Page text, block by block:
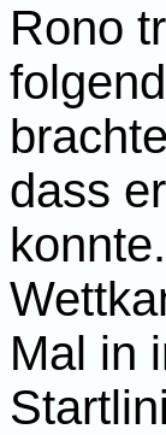
Rono
dass
Mal in